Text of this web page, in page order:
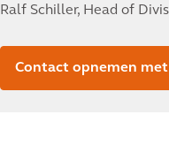
Ralf Schiller, Head of
Contact opnemen